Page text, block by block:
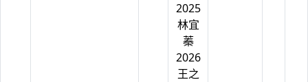
2025
林宜
蓁
2026
王之